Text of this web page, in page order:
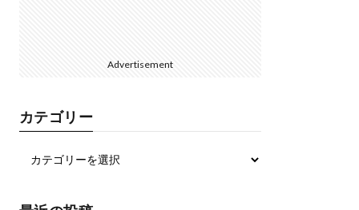
Advertisement
カテゴリー